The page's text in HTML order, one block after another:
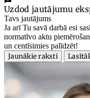
Uzdod jautājumu
Tavs jautājums
Ja arī Tu savā darbā esi
normatīvo aktu
un centīsimies palīdzēt!
Jaunākie raksti